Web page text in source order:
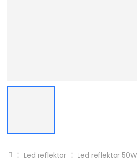
Led reflektor
Led reflektor 50W